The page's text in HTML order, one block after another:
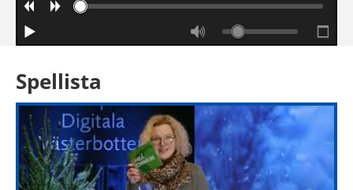
Spellista